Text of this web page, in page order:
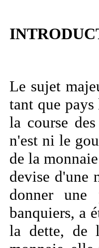
Le sujet
tant que pays
la course
n'est ni le
de la
devise d'une
donner
banquiers, a
la dette, de